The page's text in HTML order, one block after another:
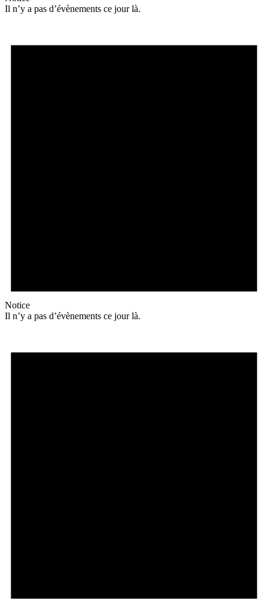
Il n’y a pas d’évènements ce jour là.
Notice
Il n’y a pas d’évènements ce jour là.